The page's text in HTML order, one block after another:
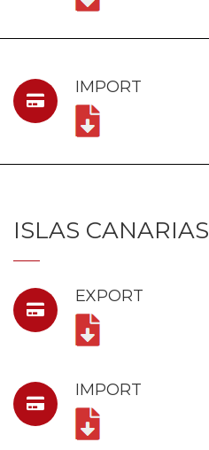
IMPORT
ISLAS CANARIAS
EXPORT
IMPORT